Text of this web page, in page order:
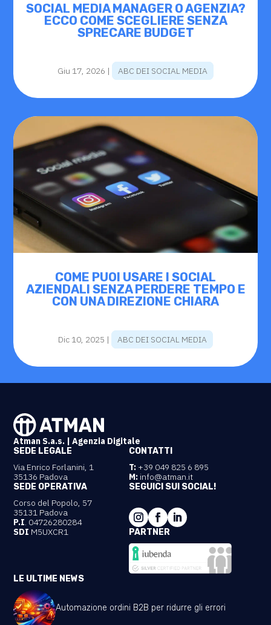
SOCIAL MEDIA MANAGER O AGENZIA?
ECCO COME SCEGLIERE SENZA
SPRECARE BUDGET
Giu 17, 2026 | ABC DEI SOCIAL MEDIA
COME PUOI USARE I SOCIAL
AZIENDALI SENZA PERDERE TEMPO E
CON UNA DIREZIONE CHIARA
Dic 10, 2025 | ABC DEI SOCIAL MEDIA
Atman S.a.s. | Agenzia Digitale
SEDE LEGALE
Via Enrico Forlanini, 1
35136 Padova
SEDE OPERATIVA
Corso del Popolo, 57
35131 Padova
P.I. 04726280284
SDI M5UXCR1
CONTATTI
T: +39 049 825 6 895
M: info@atman.it
SEGUICI SUI SOCIAL!
PARTNER
LE ULTIME NEWS
Automazione ordini B2B per ridurre gli errori